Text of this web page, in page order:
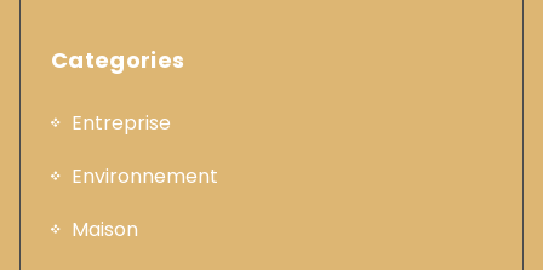
Categories
Entreprise
Environnement
Maison